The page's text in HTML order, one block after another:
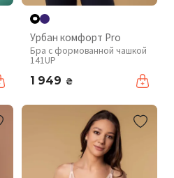
Урбан комфорт Pro
Бра с формованной чашкой
141UP
1 949 ₴